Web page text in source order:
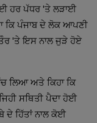
ਹਰ ਪੱਧਰ 'ਤੇ ਲੜਾਈ
ਕਿ ਪੰਜਾਬ ਦੇ ਲੋਕ ਆਪਣੀ
'ਤੇ ਇਸ ਨਾਲ ਜੁੜੇ ਹੋਏ
ਲਿਆ ਅਤੇ ਕਿਹਾ ਕਿ
ਸਥਿਤੀ ਪੈਦਾ ਹੋਈ
ਦੇ ਹਿੱਤਾਂ ਨਾਲ ਕੋਈ